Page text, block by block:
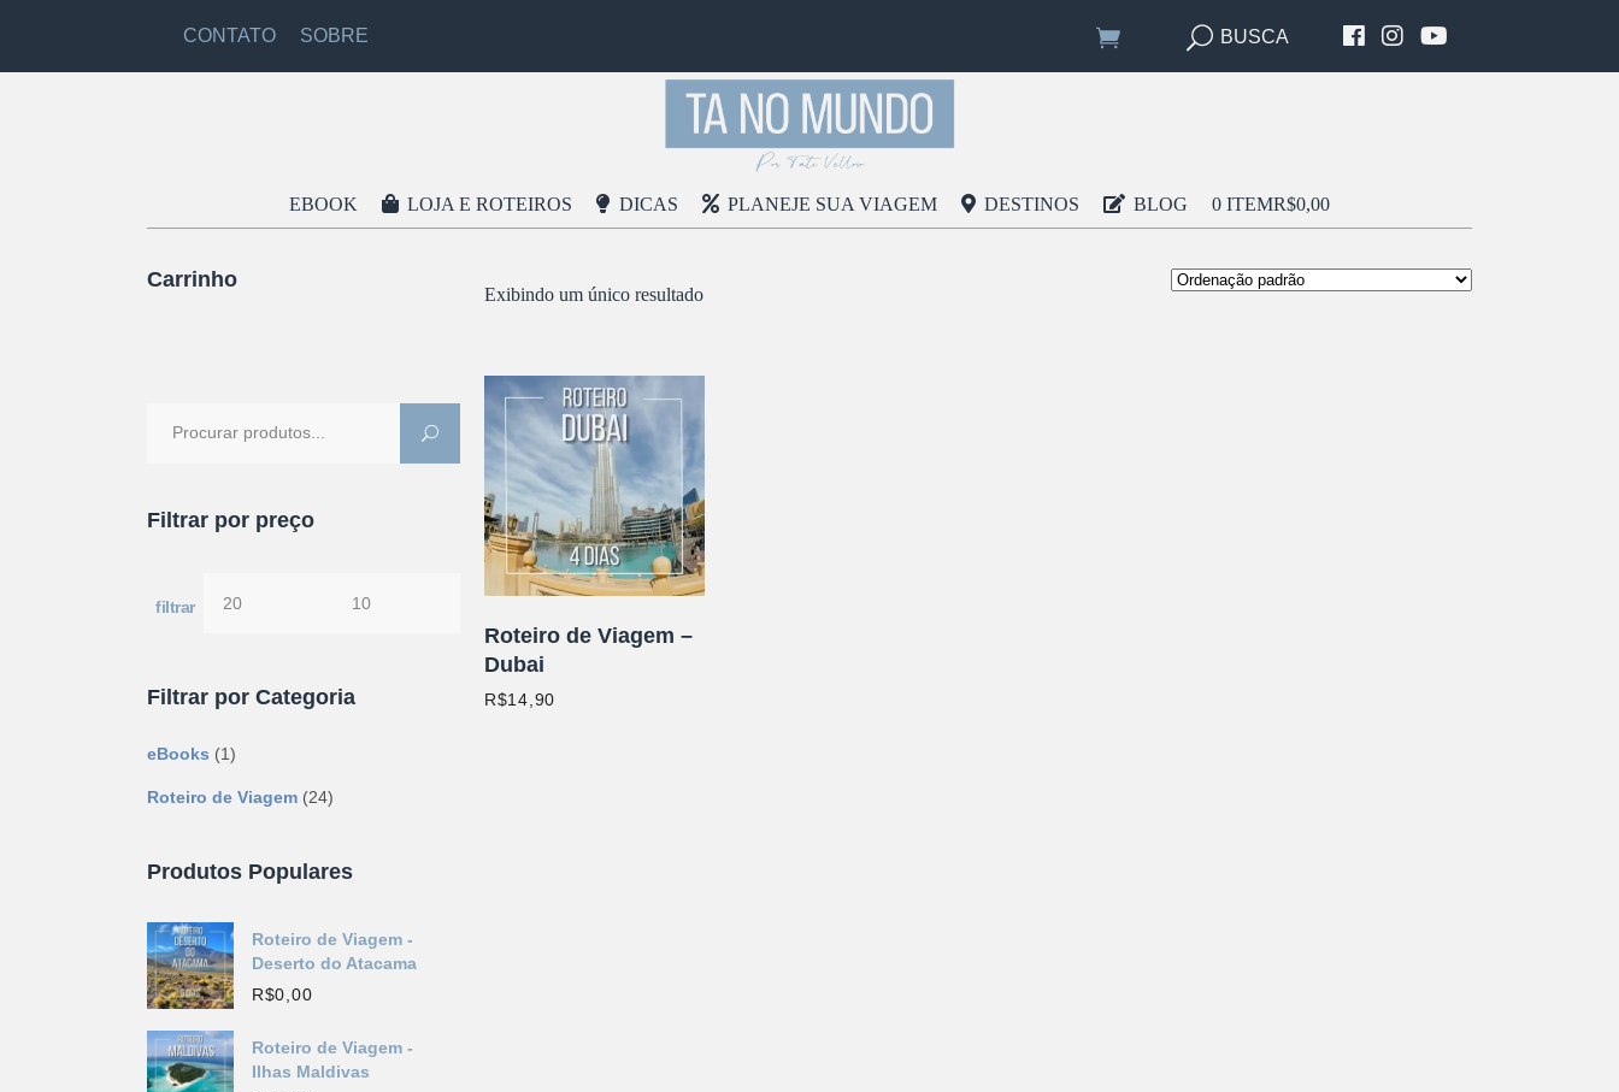
CONTATO SOBRE BUSCA
EBOOK LOJA E ROTEIROS DICAS PLANEJE SUA VIAGEM DESTINOS BLOG 0 ITEMR$0,00
Exibindo um único resultado
ADICIONAR AO
CARRINHO
Roteiro de Viagem –
Dubai
R$14,90
Carrinho
Filtrar por preço
mínimo
máximo
filtrar
Filtrar por Categoria
eBooks (1)
Roteiro de Viagem (24)
Produtos Populares
Roteiro de Viagem -
Deserto do Atacama
R$0,00
Roteiro de Viagem -
Ilhas Maldivas